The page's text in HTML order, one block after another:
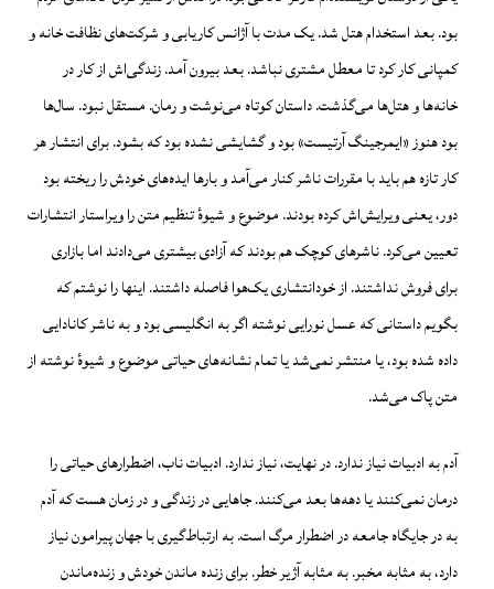
بود. بعد استخدام هتل شد. یک مدت با آژانس کاریابی و شرکت‌های نظافت خانه و
کمپانی کار کرد تا معطل مشتری‌ نباشد. بعد بیرون آمد. زندگی‌اش از کار در
خانه‌ها و هتل‌ها می‌گذشت. داستان کوتاه می‌نوشت و رمان. مستقل نبود. سال‌ها
بود هنوز «ایمرجینگ آرتیست» بود و گشایشی نشده بود که بشود. برای انتشار هر
کار تازه هم باید با مقررات ناشر کنار می‌آمد و بارها ایده‌های خودش را ریخته بود
دور، یعنی ویرایش‌اش کرده بودند. موضوع و شیوهٔ تنظیم متن را ویراستار انتشارات
تعیین می‌کرد. ناشرهای کوچک هم بودند که آزادی بیشتری می‌دادند اما بازاری
برای فروش نداشتند. از خودانتشاری یک‌هوا فاصله داشتند. اینها را نوشتم که
بگویم داستانی که عسل نورایی نوشته اگر به انگلیسی بود و به ناشر کانادایی
داده شده بود، یا منتشر نمی‌شد یا تمام نشانه‌های حیاتی موضوع و شیوهٔ نوشته از
متن پاک می‌شد.
آدم به ادبیات نیاز ندارد. در نهایت، نیاز ندارد. ادبیات ناب، اضطرارهای حیاتی را
درمان نمی‌کنند یا دهه‌ها بعد می‌کنند. جاهایی در زندگی و در زمان هست که آدم
به در جایگاه جامعه در اضطرار مرگ است. به ارتباط‌گیری با جهان پیرامون نیاز
دارد، به مثابه مخبر. به مثابه آژیر خطر. برای زنده ماندن خودش و زنده‌ماندن